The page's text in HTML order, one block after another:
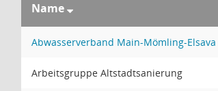
Name
Abwasserverband Main-Mömling-Elsava
Arbeitsgruppe Altstadtsanierung